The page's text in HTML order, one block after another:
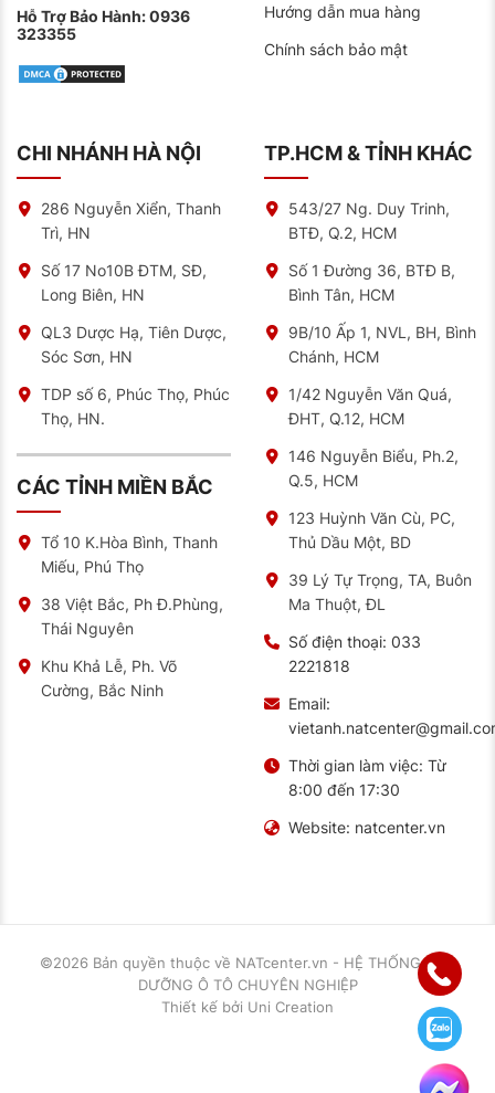
Hỗ Trợ Bảo Hành:0936
323355
Hướng dẫn mua hàng
Chính sách bảo mật
CHI NHÁNH HÀ NỘI
286 Nguyễn Xiển, Thanh
Trì, HN
Số 17 No10B ĐTM, SĐ,
Long Biên, HN
QL3 Dược Hạ, Tiên Dược,
Sóc Sơn, HN
TDP số 6, Phúc Thọ, Phúc
Thọ, HN.
CÁC TỈNH MIỀN BẮC
Tổ 10 K.Hòa Bình, Thanh
Miếu, Phú Thọ
38 Việt Bắc, Ph Đ.Phùng,
Thái Nguyên
Khu Khả Lễ, Ph. Võ
Cường, Bắc Ninh
TP.HCM & TỈNH KHÁC
543/27 Ng. Duy Trinh,
BTĐ, Q.2, HCM
Số 1 Đường 36, BTĐ B,
Bình Tân, HCM
9B/10 Ấp 1, NVL, BH, Bình
Chánh, HCM
1/42 Nguyễn Văn Quá,
ĐHT, Q.12, HCM
146 Nguyễn Biểu, Ph.2,
Q.5, HCM
123 Huỳnh Văn Cù, PC,
Thủ Dầu Một, BD
39 Lý Tự Trọng, TA, Buôn
Ma Thuột, ĐL
Số điện thoại: 033
2221818
Email:
Thời gian làm việc: Từ
8:00 đến 17:30
Website: natcenter.vn
©2026 Bản quyền thuộc về NATcenter.vn - HỆ THỐNG BẢO
DƯỠNG Ô TÔ CHUYÊN NGHIỆP
Thiết kế bởi Uni Creation